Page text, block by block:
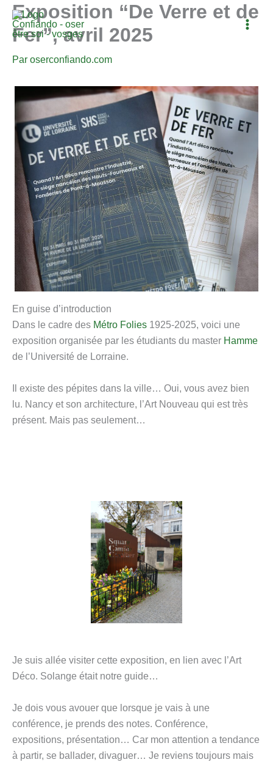
Aller
contenu
Exposition “De Verre et de
Fer”, avril 2025
Par oserconfiando.com
En guise d’introduction
Dans le cadre des Métro Folies 1925-2025, voici une
exposition organisée par les étudiants du master Hamme
de l’Université de Lorraine.
Il existe des pépites dans la ville… Oui, vous avez bien
lu. Nancy et son architecture, l’Art Nouveau qui est très
présent. Mais pas seulement…
Je suis allée visiter cette exposition, en lien avec l’Art
Déco. Solange était notre guide…
Je dois vous avouer que lorsque je vais à une
conférence, je prends des notes. Conférence,
expositions, présentation… Car mon attention a tendance
à partir, se ballader, divaguer… Je reviens toujours mais